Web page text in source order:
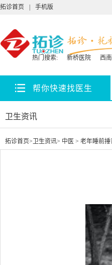
拓诊首页 手机版
热门搜索: 新桥医院 西
帮你快速找医生
卫生资讯
拓诊首页> 卫生资讯> 中医 > 老年睡前捶